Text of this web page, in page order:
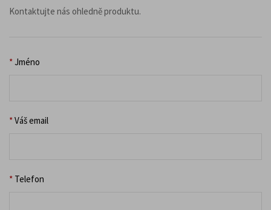
Kontaktujte nás ohledně produktu.
*Jméno
*Váš email
* Telefon